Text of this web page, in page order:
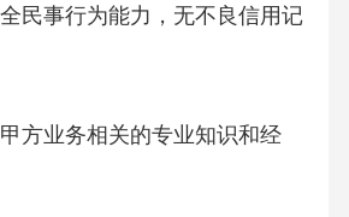
民事行为能力，无不良信用记
方业务相关的专业知识和经